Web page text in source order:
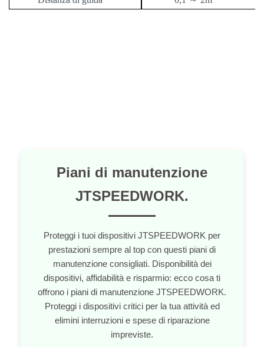
Piani di manutenzione
JTSPEEDWORK.
Proteggi i tuoi dispositivi JTSPEEDWORK per
prestazioni sempre al top con questi piani di
manutenzione consigliati. Disponibilità dei
dispositivi, affidabilità e risparmio: ecco cosa ti
offrono i piani di manutenzione JTSPEEDWORK.
Proteggi i dispositivi critici per la tua attività ed
elimini interruzioni e spese di riparazione
impreviste.